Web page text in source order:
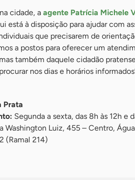
cidade, a agente Patrícia Michele
está à disposição para ajudar com
que precisarem de
a postos para oferecer um
também daquele cidadão
nos dias e horários
Prata
Segunda a sexta, das 8h às 12h e
Washington Luiz, 455 – Centro,
(Ramal 214)